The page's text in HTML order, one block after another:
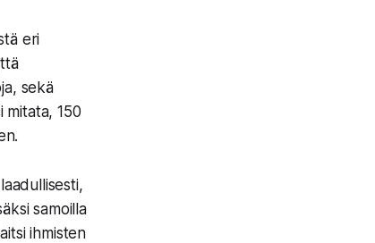
eri
sekä
mitata, 150
samoilla
ihmisten